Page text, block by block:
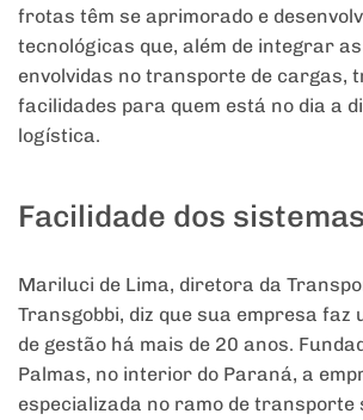
frotas têm se aprimorado e
tecnológicas que, além de integrar
envolvidas no transporte de cargas,
facilidades para quem está no dia a
logística.
Facilidade dos
Mariluci de Lima, diretora da
Transgobbi, diz que sua empresa faz
de gestão há mais de 20 anos.
Palmas, no interior do Paraná, a
especializada no ramo de transporte